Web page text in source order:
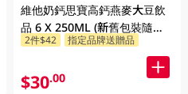
維他奶鈣思寶高鈣燕麥大豆飲
品 6 X 250ML (新舊包裝隨機
發貨)
2件$42 指定品牌送贈品
$30.00